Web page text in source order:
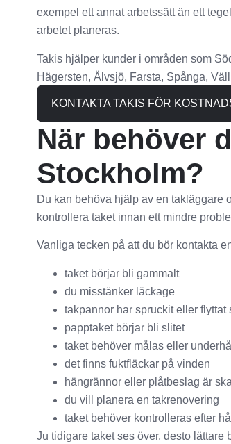
exempel ett annat arbetssätt än ett
arbetet planeras.
Takis hjälper kunder i områden som
Hägersten, Älvsjö, Farsta, Spånga,
KONTAKTA TAKIS FÖR
När behöver
Stockholm?
Du kan behöva hjälp av en takläggare
kontrollera taket innan ett mindre
Vanliga tecken på att du bör kontakta
taket börjar bli gammalt
du misstänker läckage
takpannor har spruckit eller flyttat
papptaket börjar bli slitet
taket behöver målas eller
det finns fuktfläckar på vinden
hängrännor eller plåtbeslag är
du vill planera en takrenovering
taket behöver kontrolleras efter
Ju tidigare taket ses över, desto lättare